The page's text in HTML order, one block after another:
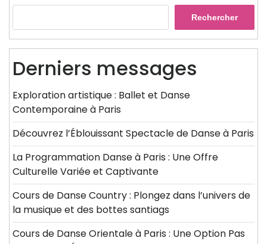
Rechercher
Derniers messages
Exploration artistique : Ballet et Danse
Contemporaine à Paris
Découvrez l’Éblouissant Spectacle de Danse à Paris
La Programmation Danse à Paris : Une Offre
Culturelle Variée et Captivante
Cours de Danse Country : Plongez dans l’univers de
la musique et des bottes santiags
Cours de Danse Orientale à Paris : Une Option Pas